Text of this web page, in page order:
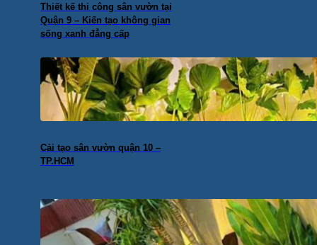
Thiết kế thi công sân vườn tại
Quận 9 – Kiến tạo không gian
sống xanh đẳng cấp
Cải tạo sân vườn quận 10 –
TP.HCM